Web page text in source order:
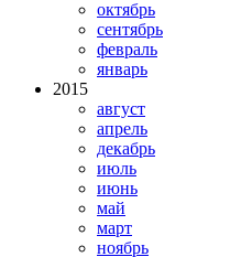
октябрь
сентябрь
февраль
январь
2015
август
апрель
декабрь
июль
июнь
май
март
ноябрь